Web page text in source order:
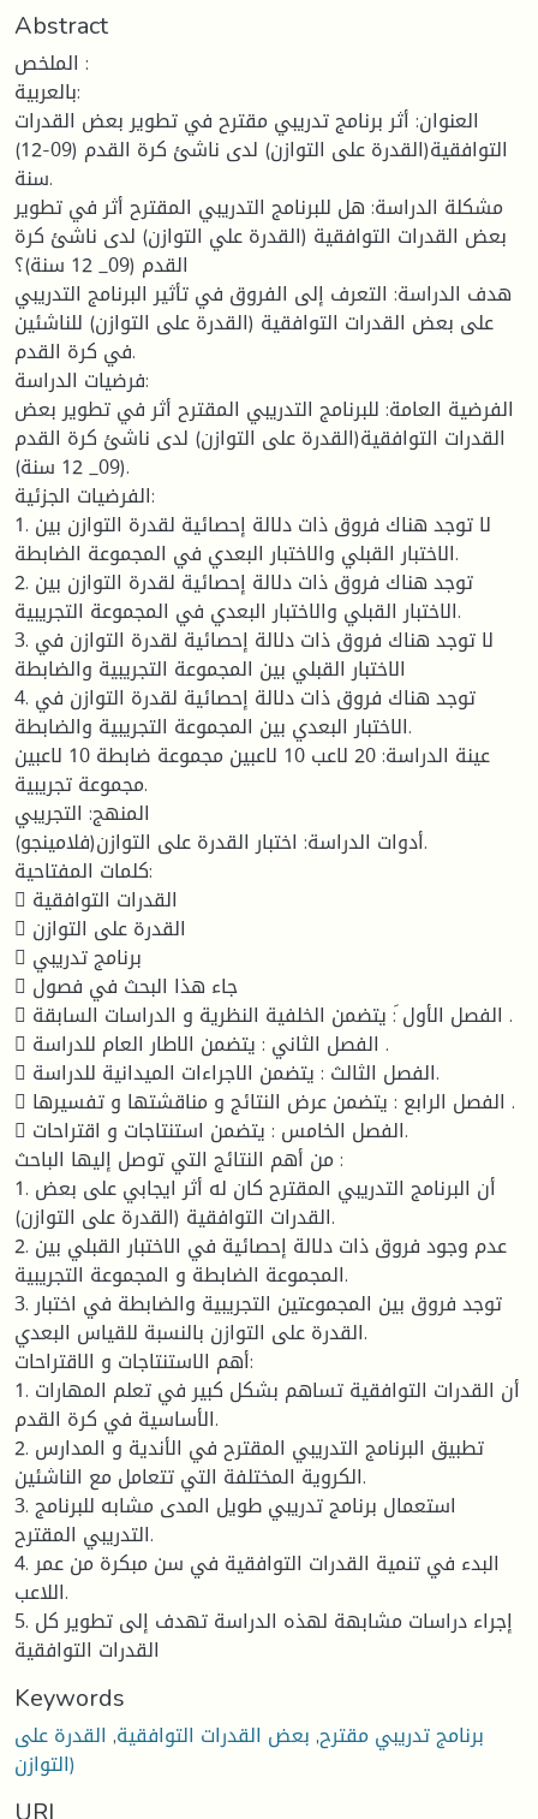
Abstract
الملخص :
بالعربية:
العنوان: أثر برنامج تدريبي مقترح في تطوير بعض القدرات
التوافقية(القدرة على التوازن) لدى ناشئ كرة القدم (09-12)
سنة.
مشكلة الدراسة: هل للبرنامج التدريبي المقترح أثر في تطوير
بعض القدرات التوافقية (القدرة علي التوازن) لدى ناشئ كرة
القدم (09_ 12 سنة)؟
هدف الدراسة: التعرف إلى الفروق في تأثير البرنامج التدريبي
على بعض القدرات التوافقية (القدرة على التوازن) للناشئين
في كرة القدم.
فرضيات الدراسة:
الفرضية العامة: للبرنامج التدريبي المقترح أثر في تطوير بعض
القدرات التوافقية(القدرة على التوازن) لدى ناشئ كرة القدم
(09_ 12 سنة).
الفرضيات الجزئية:
1. لا توجد هناك فروق ذات دلالة إحصائية لقدرة التوازن بين
الاختبار القبلي والاختبار البعدي في المجموعة الضابطة.
2. توجد هناك فروق ذات دلالة إحصائية لقدرة التوازن بين
الاختبار القبلي والاختبار البعدي في المجموعة التجريبية.
3. لا توجد هناك فروق ذات دلالة إحصائية لقدرة التوازن في
الاختبار القبلي بين المجموعة التجريبية والضابطة
4. توجد هناك فروق ذات دلالة إحصائية لقدرة التوازن في
الاختبار البعدي بين المجموعة التجريبية والضابطة.
عينة الدراسة: 20 لاعب 10 لاعبين مجموعة ضابطة 10 لاعبين
مجموعة تجريبية.
المنهج: التجريبي
أدوات الدراسة: اختبار القدرة على التوازن(فلامينجو).
كلمات المفتاحية:
 القدرات التوافقية
 القدرة على التوازن
 برنامج تدريبي
 جاء هذا البحث في فصول
 الفصل الأول َ: يتضمن الخلفية النظرية و الدراسات السابقة .
 الفصل الثاني : يتضمن الاطار العام للدراسة .
 الفصل الثالث : يتضمن الاجراءات الميدانية للدراسة.
 الفصل الرابع : يتضمن عرض النتائج و مناقشتها و تفسيرها .
 الفصل الخامس : يتضمن استنتاجات و اقتراحات.
من أهم النتائج التي توصل إليها الباحث :
1. أن البرنامج التدريبي المقترح كان له أثر ايجابي على بعض
القدرات التوافقية (القدرة على التوازن).
2. عدم وجود فروق ذات دلالة إحصائية في الاختبار القبلي بين
المجموعة الضابطة و المجموعة التجريبية.
3. توجد فروق بين المجموعتين التجريبية والضابطة في اختبار
القدرة على التوازن بالنسبة للقياس البعدي.
أهم الاستنتاجات و الاقتراحات:
1. أن القدرات التوافقية تساهم بشكل كبير في تعلم المهارات
الأساسية في كرة القدم.
2. تطبيق البرنامج التدريبي المقترح في الأندية و المدارس
الكروية المختلفة التي تتعامل مع الناشئين.
3. استعمال برنامج تدريبي طويل المدى مشابه للبرنامج
التدريبي المقترح.
4. البدء في تنمية القدرات التوافقية في سن مبكرة من عمر
اللاعب.
5. إجراء دراسات مشابهة لهذه الدراسة تهدف إلى تطوير كل
القدرات التوافقية
Keywords
برنامج تدريبي مقترح,بعض القدرات التوافقية, القدرة على
التوازن)